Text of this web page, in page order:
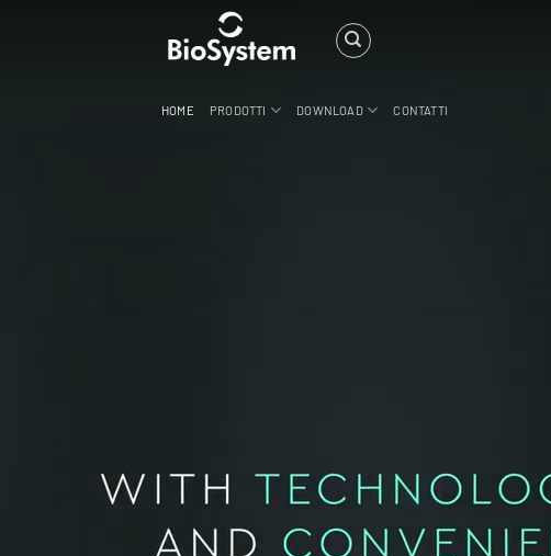
HOME PRODOTTI DOWNLOAD CONTATTI